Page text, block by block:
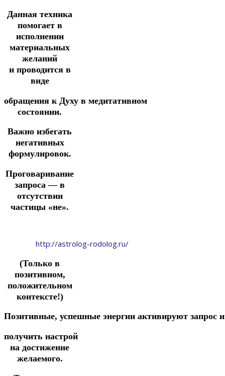
Данная техника
помогает в
исполнении
материальных
желаний
и проводится в
виде
обращения к Духу в медитативном
состоянии.
Важно избегать
негативных
формулировок.
Проговаривание
запроса — в
отсутствии
частицы «не».
http://astrolog-rodolog.ru/
(Только в
позитивном,
положительном
контексте!)
Позитивные, успешные энергии активируют запрос
получить настрой
на достижение
желаемого.